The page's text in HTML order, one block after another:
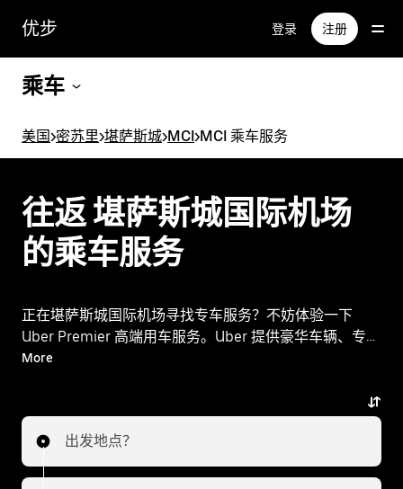
优步 登录 注册
乘车
美国>密苏里>堪萨斯城>MCI>MCI 乘车服务
往返 堪萨斯城国际机场
的乘车服务
正在堪萨斯城国际机场寻找专车服务？不妨体验一下
Uber Premier 高端用车服务。Uber 提供豪华车辆、专业
合作车主和卓越服务，为您带来一流的出行体验。无论是
我们会为您推荐前往或离开机场的最佳选择。
More
出发地点？